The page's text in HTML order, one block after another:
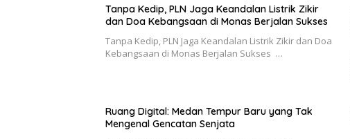
Tanpa Kedip, PLN Jaga Keandalan Listrik Zikir
dan Doa Kebangsaan di Monas Berjalan Sukses
Tanpa Kedip, PLN Jaga Keandalan Listrik Zikir dan Doa
Kebangsaan di Monas Berjalan Sukses …
Ruang Digital: Medan Tempur Baru yang Tak
Mengenal Gencatan Senjata